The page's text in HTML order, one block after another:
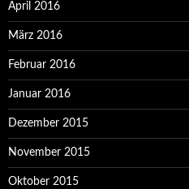
April 2016
März 2016
Februar 2016
Januar 2016
Dezember 2015
November 2015
Oktober 2015